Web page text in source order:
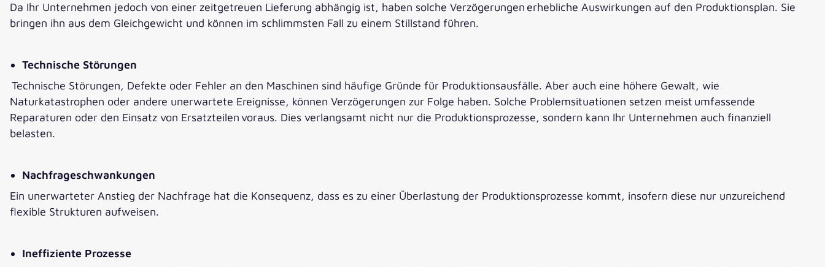
Da Ihr Unternehmen jedoch von einer zeitgetreuen Lieferung abhängig ist, haben solche Verzögerungen erhebliche Auswirkungen auf den Produktionsplan. Sie
bringen ihn aus dem Gleichgewicht und können im schlimmsten Fall zu einem Stillstand führen.
Technische Störungen
Technische Störungen, Defekte oder Fehler an den Maschinen sind häufige Gründe für Produktionsausfälle. Aber auch eine höhere Gewalt, wie
Naturkatastrophen oder andere unerwartete Ereignisse, können Verzögerungen zur Folge haben. Solche Problemsituationen setzen meist umfassende
Reparaturen oder den Einsatz von Ersatzteilen voraus. Dies verlangsamt nicht nur die Produktionsprozesse, sondern kann Ihr Unternehmen auch finanziell
belasten.
Nachfrageschwankungen
Ein unerwarteter Anstieg der Nachfrage hat die Konsequenz, dass es zu einer Überlastung der Produktionsprozesse kommt, insofern diese nur unzureichend
flexible Strukturen aufweisen.
Ineffiziente Prozesse